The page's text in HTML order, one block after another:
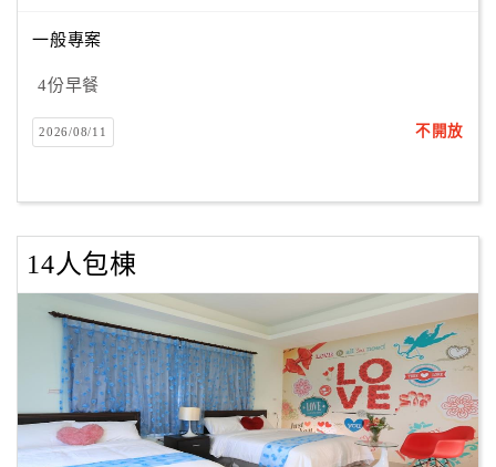
訂
房
Q&A
卡
一般專案
4份早餐
2026/08/11 不開放
14人包棟